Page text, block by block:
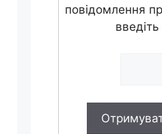
повідомлення